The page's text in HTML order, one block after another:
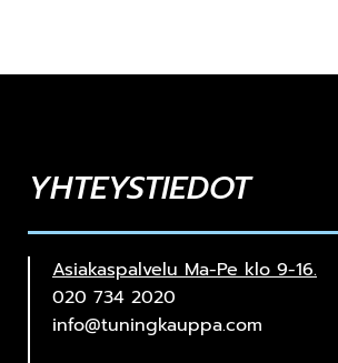
YHTEYSTIEDOT
Asiakaspalvelu Ma-Pe klo 9-16.
020 734 2020
info@tuningkauppa.com